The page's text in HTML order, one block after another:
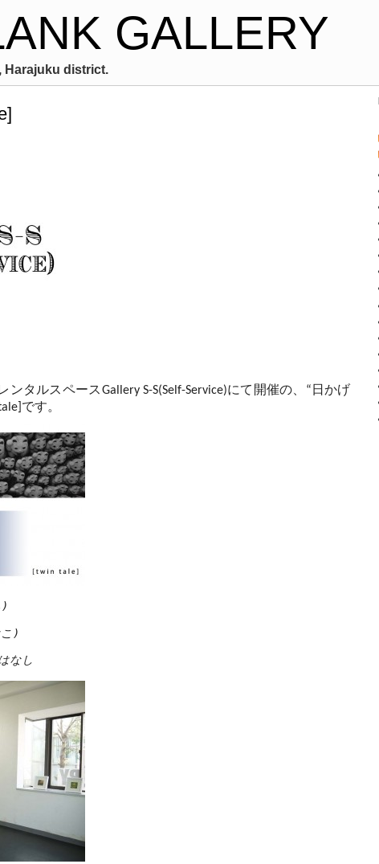
GALLERY
Harajuku district.
ンタルスペースGallery S-S(Self-Service)にて開催の、“日かげ
です。
)
)
なし